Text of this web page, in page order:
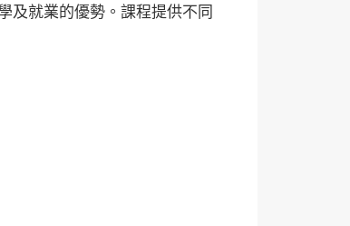
及就業的優勢。課程提供不同